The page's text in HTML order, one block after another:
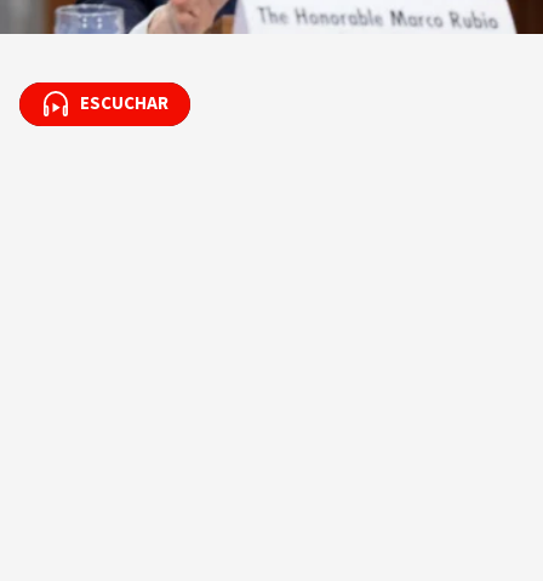
ESCUCHAR
ESCUCHAR